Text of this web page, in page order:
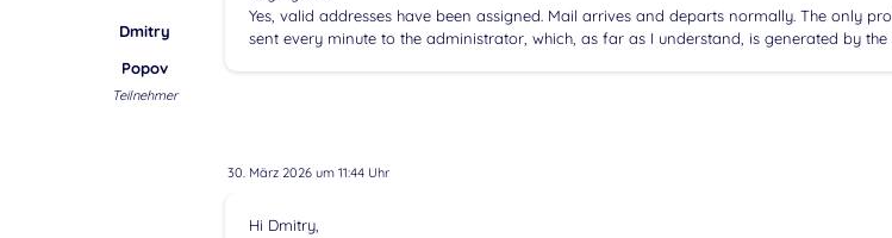
Dmitry
Popov
Teilnehmer
Yes, valid addresses have been assigned. Mail arrives and departs normally. The only
sent every minute to the administrator, which, as far as I understand, is generated by the
30. März 2026 um 11:44 Uhr
Hi Dmitry,